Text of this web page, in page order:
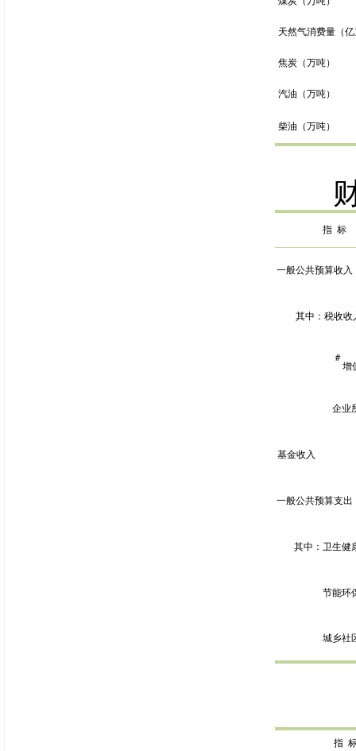
天然气消费量（
焦炭（万吨）
汽油（万吨）
柴油（万吨）
指 标
一般公共预算收入
其中：税收收
＃
增
企业
基金收入
一般公共预算支出
其中：卫生健
节能环
城乡社
指